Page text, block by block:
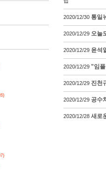
2020/12/30 통일
2020/12/29 오늘
2020/12/29 윤석
2020/12/29 "임플
2020/12/29 진천
2020/12/29 공수
2020/12/28 새로